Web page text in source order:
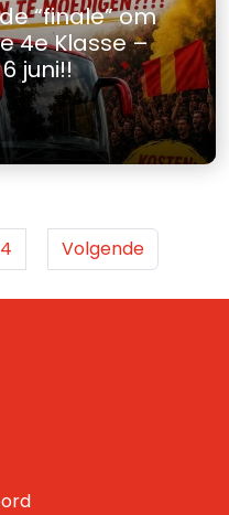
“finale” om
4e Klasse –
juni!!
4 Volgende